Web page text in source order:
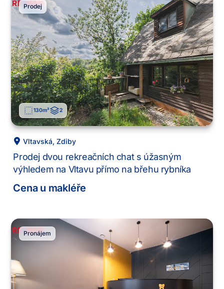
Prodej
130m² 2
Vltavská,Zdiby
Prodej dvou rekreačních chat s úžasným
výhledem na Vltavu přímo na břehu rybníka
Cena u makléře
Pronájem